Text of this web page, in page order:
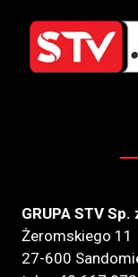
GRUPA STV Sp.
Żeromskiego 11
27-600